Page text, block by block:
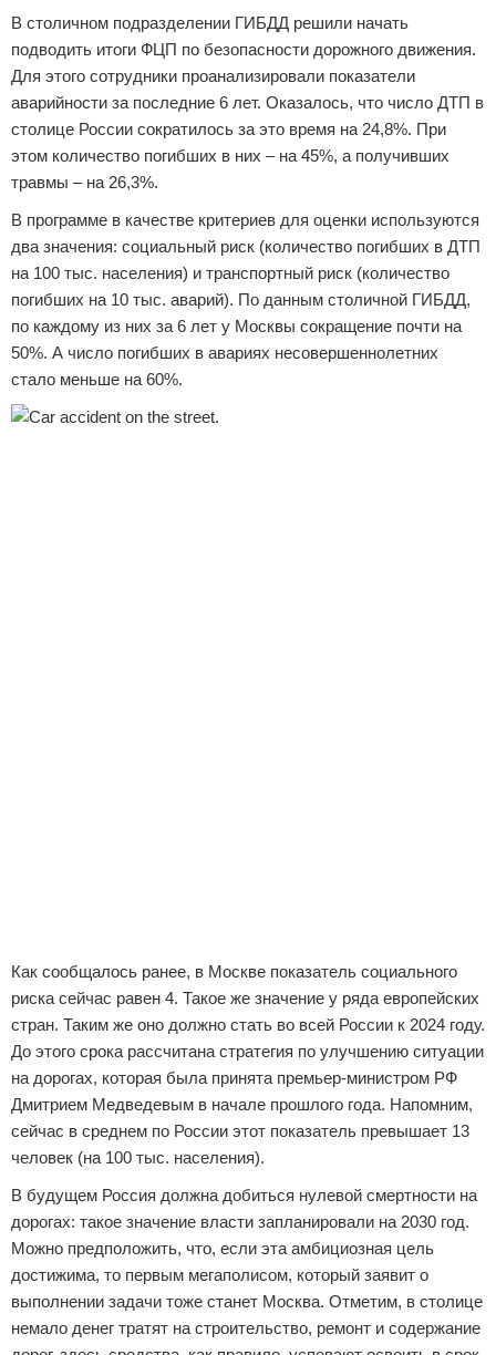
В столичном подразделении ГИБДД решили начать
подводить итоги ФЦП по безопасности дорожного движения.
Для этого сотрудники проанализировали показатели
аварийности за последние 6 лет. Оказалось, что число ДТП в
столице России сократилось за это время на 24,8%. При
этом количество погибших в них – на 45%, а получивших
травмы – на 26,3%.
В программе в качестве критериев для оценки используются
два значения: социальный риск (количество погибших в ДТП
на 100 тыс. населения) и транспортный риск (количество
погибших на 10 тыс. аварий). По данным столичной ГИБДД,
по каждому из них за 6 лет у Москвы сокращение почти на
50%. А число погибших в авариях несовершеннолетних
стало меньше на 60%.
Как сообщалось ранее, в Москве показатель социального
риска сейчас равен 4. Такое же значение у ряда европейских
стран. Таким же оно должно стать во всей России к 2024 году.
До этого срока рассчитана стратегия по улучшению ситуации
на дорогах, которая была принята премьер-министром РФ
Дмитрием Медведевым в начале прошлого года. Напомним,
сейчас в среднем по России этот показатель превышает 13
человек (на 100 тыс. населения).
В будущем Россия должна добиться нулевой смертности на
дорогах: такое значение власти запланировали на 2030 год.
Можно предположить, что, если эта амбициозная цель
достижима, то первым мегаполисом, который заявит о
выполнении задачи тоже станет Москва. Отметим, в столице
немало денег тратят на строительство, ремонт и содержание